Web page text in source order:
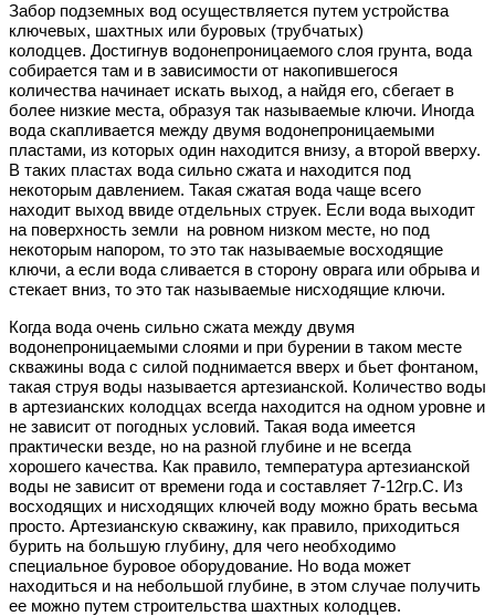
Забор подземных вод осуществляется путем устройства
ключевых, шахтных или буровых (трубчатых)
колодцев. Достигнув водонепроницаемого слоя грунта, вода
собирается там и в зависимости от накопившегося
количества начинает искать выход, а найдя его, сбегает в
более низкие места, образуя так называемые ключи. Иногда
вода скапливается между двумя водонепроницаемыми
пластами, из которых один находится внизу, а второй вверху.
В таких пластах вода сильно сжата и находится под
некоторым давлением. Такая сжатая вода чаще всего
находит выход ввиде отдельных струек. Если вода выходит
на поверхность земли на ровном низком месте, но под
некоторым напором, то это так называемые восходящие
ключи, а если вода сливается в сторону оврага или обрыва и
стекает вниз, то это так называемые нисходящие ключи.
Когда вода очень сильно сжата между двумя
водонепроницаемыми слоями и при бурении в таком месте
скважины вода с силой поднимается вверх и бьет фонтаном,
такая струя воды называется артезианской. Количество воды
в артезианских колодцах всегда находится на одном уровне и
не зависит от погодных условий. Такая вода имеется
практически везде, но на разной глубине и не всегда
хорошего качества. Как правило, температура артезианской
воды не зависит от времени года и составляет 7-12гр.С. Из
восходящих и нисходящих ключей воду можно брать весьма
просто. Артезианскую скважину, как правило, приходиться
бурить на большую глубину, для чего необходимо
специальное буровое оборудование. Но вода может
находиться и на небольшой глубине, в этом случае получить
ее можно путем строительства шахтных колодцев.